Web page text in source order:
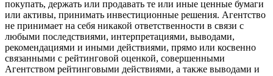
покупать, держать или продавать те или иные ценные бумаги
или активы, принимать инвестиционные решения. Агентство
не принимает на себя никакой ответственности в связи с
любыми последствиями, интерпретациями, выводами,
рекомендациями и иными действиями, прямо или косвенно
связанными с рейтинговой оценкой, совершенными
Агентством рейтинговыми действиями, а также выводами и